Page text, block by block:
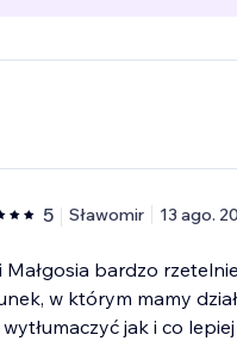
5 Sławomir 13 ago.
Małgosia bardzo
w którym mamy
jak i co